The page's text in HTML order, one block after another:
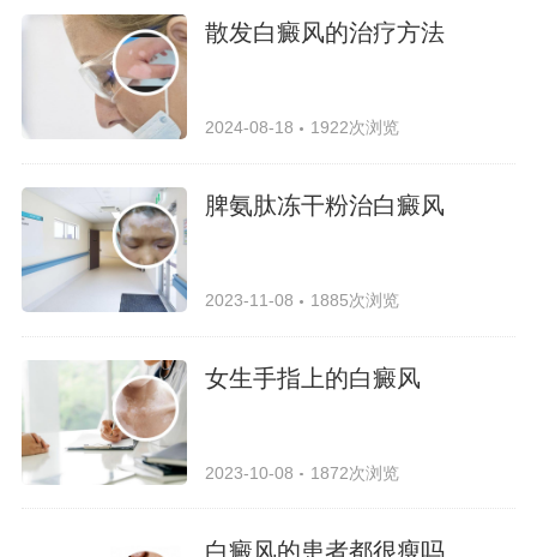
散发白癜风的治疗方法
2024-08-18 1922次浏览
脾氨肽冻干粉治白癜风
2023-11-08 1885次浏览
女生手指上的白癜风
2023-10-08 1872次浏览
白癜风的患者都很瘦吗